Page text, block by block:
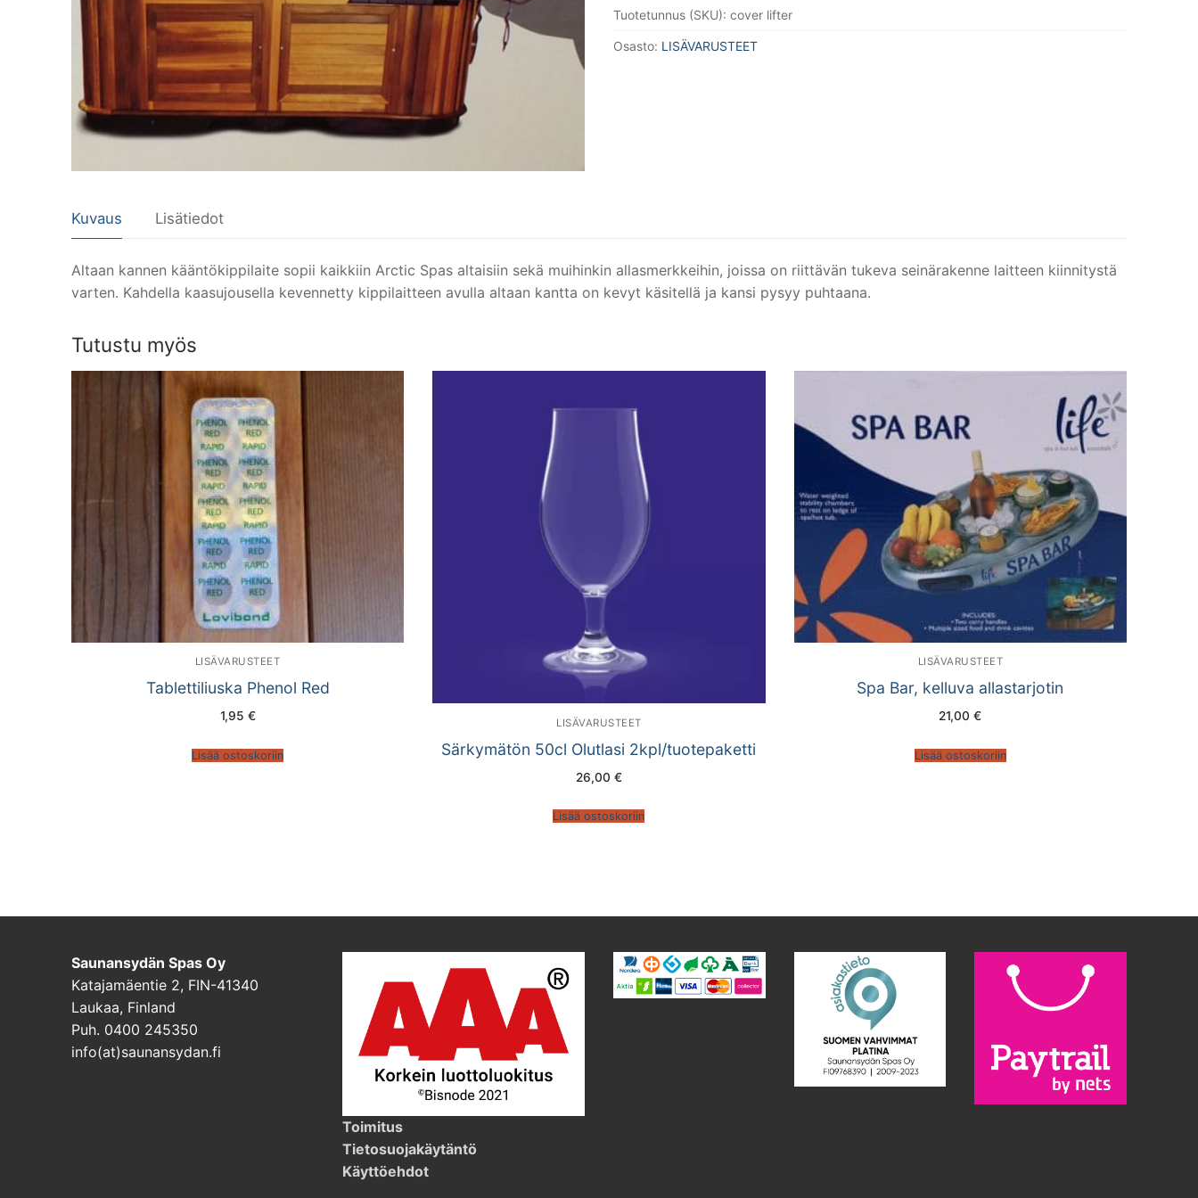
määrä
Tuotetunnus (SKU): cover lifter
Osasto: LISÄVARUSTEET
Kuvaus Lisätiedot
Altaan kannen kääntökippilaite sopii kaikkiin Arctic Spas altaisiin sekä muihinkin allasmerkkeihin, joissa on riittävän tukeva seinärakenne laitteen kiinnitystä
varten. Kahdella kaasujousella kevennetty kippilaitteen avulla altaan kantta on kevyt käsitellä ja kansi pysyy puhtaana.
Tutustu myös
LISÄVARUSTEET
Tablettiliuska Phenol Red
1,95 €
Lisää ostoskoriin
LISÄVARUSTEET
Särkymätön 50cl Olutlasi 2kpl/tuotepaketti
26,00 €
Lisää ostoskoriin
LISÄVARUSTEET
Spa Bar, kelluva allastarjotin
21,00€
Lisää ostoskoriin
Saunansydän Spas Oy
Katajamäentie 2, FIN-41340
Laukaa, Finland
Puh. 0400 245350
info(at)saunansydan.fi
Toimitus
Tietosuojakäytäntö
Käyttöehdot